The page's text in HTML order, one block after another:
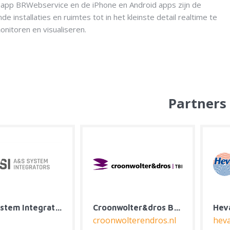
BRWebservice en de iPhone en Android apps zijn de
installaties en ruimtes tot in het kleinste detail realtime te
en visualiseren.
Partners
Installatie Expertise Nijboer
installatie-expertisenijboer.nl
Jaro Controls
jaro-controls.nl